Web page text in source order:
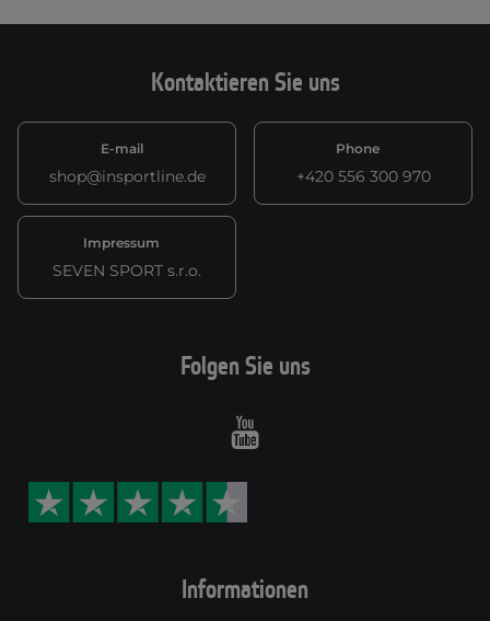
Kontaktieren Sie uns
E-mail
shop@insportline.de
Phone
+420 556 300 970
Impressum
SEVEN SPORT s.r.o.
Informationen
Folgen Sie uns
Youtube